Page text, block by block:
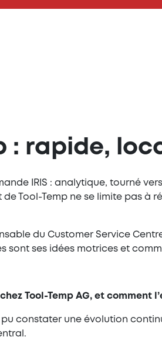
: rapide,
IRIS : analytique, tourné
Tool-Temp ne se limite pas à
du Customer Service
sont ses idées motrices et
Tool-Temp AG, et
pu constater une évolution